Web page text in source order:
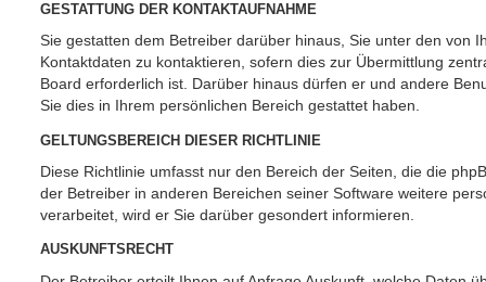
GESTATTUNG DER KONTAKTAUFNAHME
Sie gestatten dem Betreiber darüber hinaus, Sie unter den von
Kontaktdaten zu kontaktieren, sofern dies zur Übermittlung
Board erforderlich ist. Darüber hinaus dürfen er und andere
Sie dies in Ihrem persönlichen Bereich gestattet haben.
GELTUNGSBEREICH DIESER RICHTLINIE
Diese Richtlinie umfasst nur den Bereich der Seiten, die die
der Betreiber in anderen Bereichen seiner Software weitere
verarbeitet, wird er Sie darüber gesondert informieren.
AUSKUNFTSRECHT